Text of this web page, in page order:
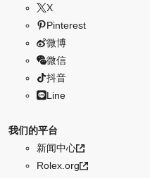
X
Pinterest
微博
微信
抖音
Line
我们的平台
新闻中心
Rolex.org